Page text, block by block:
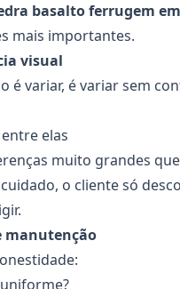
basalto ferrugem
mais importantes.
visual
é variar, é variar sem
elas
muito grandes
o cliente só
manutenção